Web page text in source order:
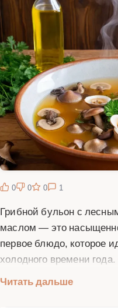
0 0 0 1
Грибной бульон с
маслом — это
первое блюдо, которое
холодного времени
неповторимый вкус и
Читать дальше